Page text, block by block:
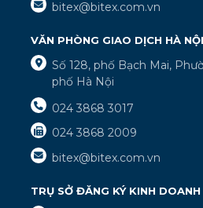
bitex@bitex.com.vn
VĂN PHÒNG GIAO DỊCH HÀ NỘI
Số 128, phố Bạch Mai,
phố Hà Nội
024 3868 3017
024 3868 2009
bitex@bitex.com.vn
TRỤ SỞ ĐĂNG KÝ KINH DOANH